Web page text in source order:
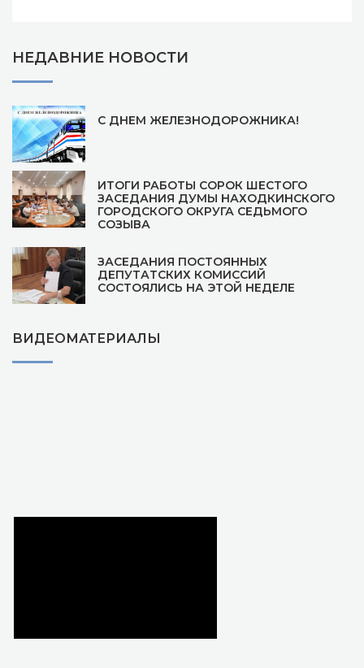
НЕДАВНИЕ НОВОСТИ
С ДНЕМ ЖЕЛЕЗНОДОРОЖНИКА!
ИТОГИ РАБОТЫ СОРОК ШЕСТОГО
ЗАСЕДАНИЯ ДУМЫ НАХОДКИНСКОГО
ГОРОДСКОГО ОКРУГА СЕДЬМОГО
СОЗЫВА
ЗАСЕДАНИЯ ПОСТОЯННЫХ
ДЕПУТАТСКИХ КОМИССИЙ
СОСТОЯЛИСЬ НА ЭТОЙ НЕДЕЛЕ
ВИДЕОМАТЕРИАЛЫ